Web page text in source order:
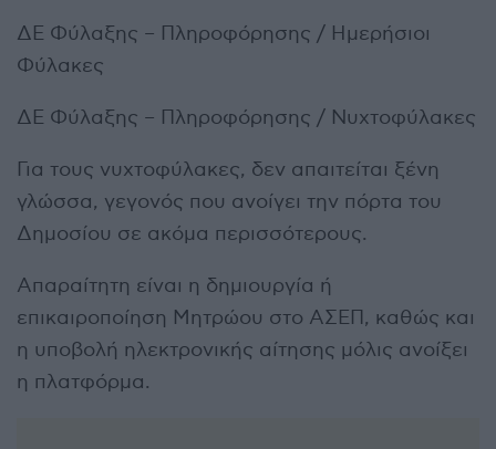
ΔΕ Φύλαξης – Πληροφόρησης / Ημερήσιοι
Φύλακες
ΔΕ Φύλαξης – Πληροφόρησης / Νυχτοφύλακες
Για τους νυχτοφύλακες, δεν απαιτείται ξένη
γλώσσα, γεγονός που ανοίγει την πόρτα του
Δημοσίου σε ακόμα περισσότερους.
Απαραίτητη είναι η δημιουργία ή
επικαιροποίηση Μητρώου στο ΑΣΕΠ, καθώς και
η υποβολή ηλεκτρονικής αίτησης μόλις ανοίξει
η πλατφόρμα.